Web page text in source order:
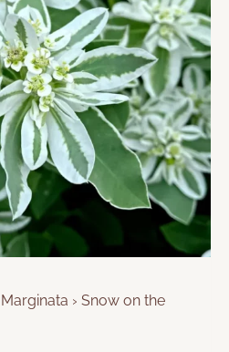
› Snow on the